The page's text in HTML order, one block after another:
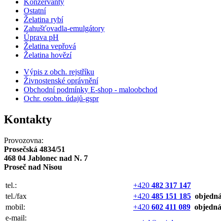
Ostatní
Želatina rybí
Zahušťovadla-emulgátory
Úprava pH
Želatina vepřová
Želatina hovězí
Výpis z obch. rejstříku
Živnostenské oprávnění
Obchodní podmínky E-shop - maloobchod
Ochr. osobn. údajů-gspr
Kontakty
Provozovna:
Prosečská 4834/51
468 04 Jablonec nad N. 7
Proseč nad Nisou
tel.: +420 482 317 147
tel./fax +420 485 151 185
mobil:
+420 602 411 089
e-mail: